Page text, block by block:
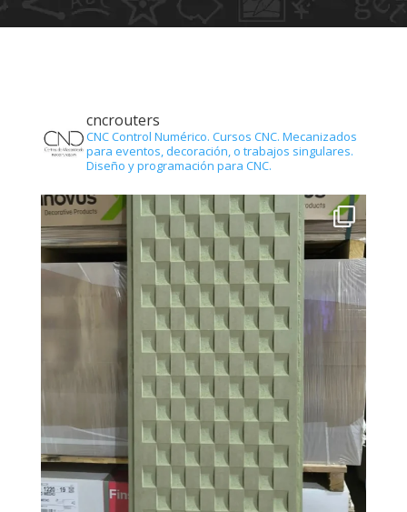
cncrouters
CNC Control Numérico. Cursos CNC. Mecanizados
para eventos, decoración, o trabajos singulares.
Diseño y programación para CNC.